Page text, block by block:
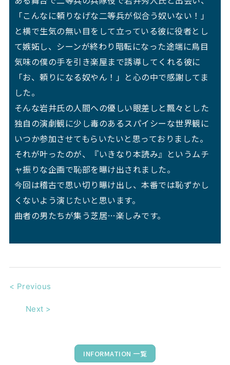
「こんなに頼りなげな二等兵が似合う奴いない！」
と横で生気の無い目をして立っている彼に役者とし
て嫉妬し、シーンが終わり暗転になった途端に鳥目
気味の僕の手を引き楽屋まで誘導してくれる彼に
「お、頼りになる奴やん！」と心の中で感謝してま
した。
そんな岩井氏の人間への優しい眼差しと飄々とした
独自の演劇観に少し毒のあるスパイシーな世界観に
いつか参加させてもらいたいと思っておりました。
それが叶ったのが、『いきなり本読み』というムチ
ャ振りな企画で恥部を曝け出されました。
今回は稽古で思い切り曝け出し、本番では恥ずかし
くないよう演じたいと思います。
曲者の男たちが集う芝居…楽しみです。
< Previous
Next >
INFORMATION 一覧